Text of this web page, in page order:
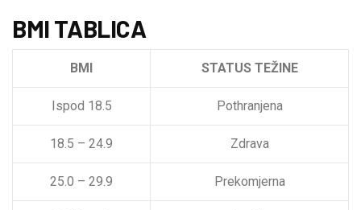
BMI TABLICA
BMI STATUS TEŽINE
Ispod 18.5 Pothranjena
18.5 – 24.9 Zdrava
25.0 – 29.9 Prekomjerna